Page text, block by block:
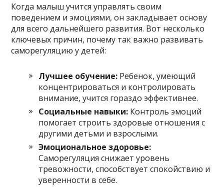
Когда малыш учится управлять своим
поведением и эмоциями, он закладывает основу
для всего дальнейшего развития. Вот несколько
ключевых причин, почему так важно развивать
саморегуляцию у детей:
Лучшее обучение: Ребенок, умеющий
концентрироваться и контролировать
внимание, учится гораздо эффективнее.
Социальные навыки: Контроль эмоций
помогает строить здоровые отношения с
другими детьми и взрослыми.
Эмоциональное здоровье:
Саморегуляция снижает уровень
тревожности, способствует спокойствию и
уверенности в себе.